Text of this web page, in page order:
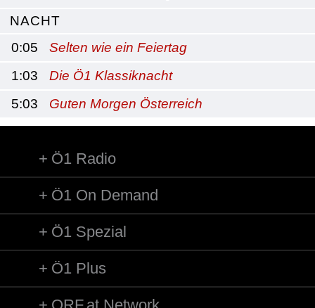
NACHT
0:05
Selten wie ein Feiertag
1:03
Die Ö1 Klassiknacht
5:03
Guten Morgen Österreich
Ö1 Radio
Ö1 On Demand
Ö1 Spezial
Ö1 Plus